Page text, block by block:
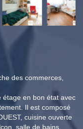
des commerces,
étage en bon état avec
Il est composé
cuisine ouverte
salle de bains,